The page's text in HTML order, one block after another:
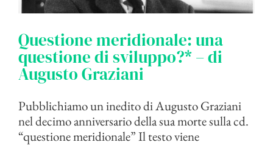
Questione meridionale: una
questione di sviluppo?* – di
Augusto Graziani
Pubblichiamo un inedito di Augusto Graziani
nel decimo anniversario della sua morte sulla cd.
“questione meridionale” Il testo viene